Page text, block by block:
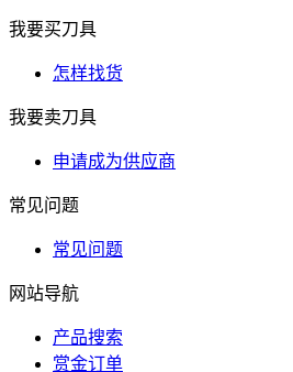
我要买刀具
怎样找货
我要卖刀具
申请成为供应商
常见问题
常见问题
网站导航
产品搜索
赏金订单